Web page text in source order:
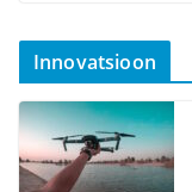
Innovatsioon